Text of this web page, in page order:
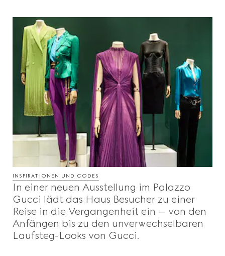
INSPIRATIONEN UND CODES
In einer neuen Ausstellung im Palazzo
Gucci lädt das Haus Besucher zu einer
Reise in die Vergangenheit ein – von den
Anfängen bis zu den unverwechselbaren
Laufsteg-Looks von Gucci.